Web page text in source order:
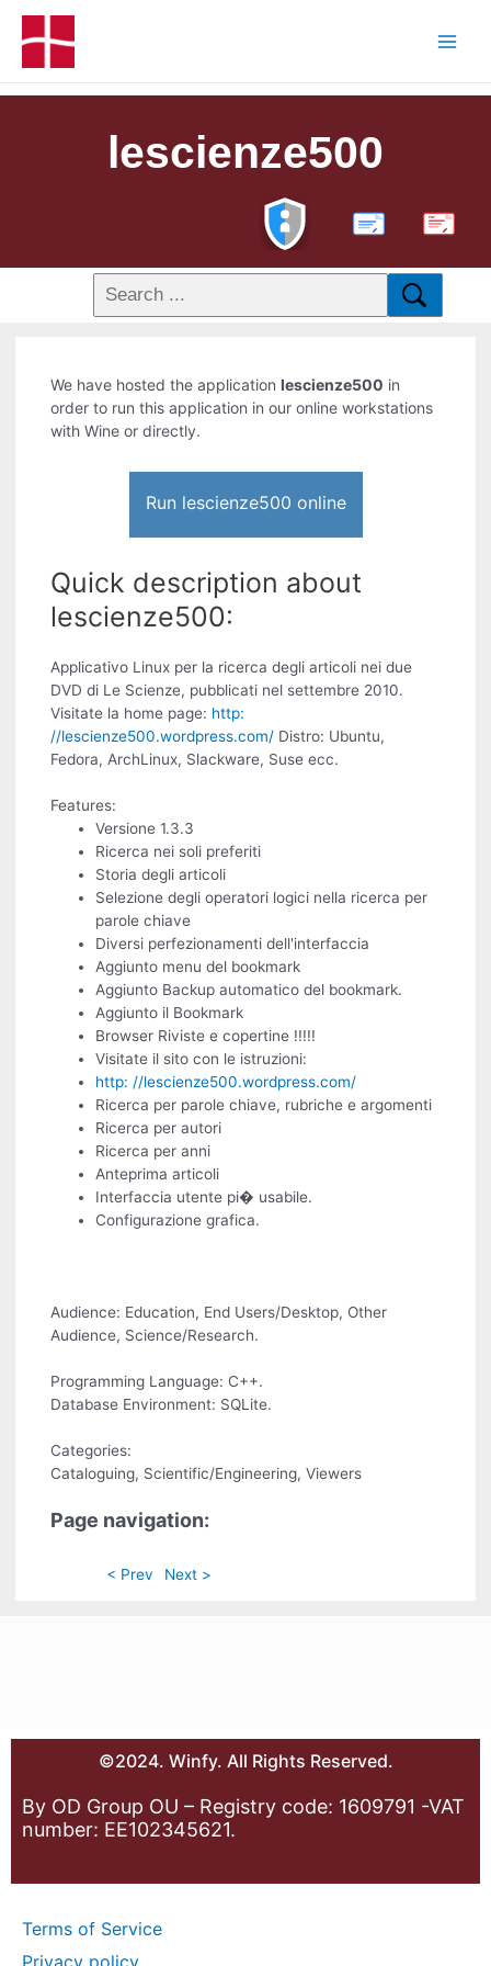
lescienze500
PDF
We have hosted the applicationlescienze500 in
order to run this application in our online workstations
with Wine or directly.
Run lescienze500 online
Quick description about
lescienze500:
Applicativo Linux per la ricerca degli articoli nei due
DVD di Le Scienze, pubblicati nel settembre 2010.
Visitate la home page: http:
//lescienze500.wordpress.com/ Distro: Ubuntu,
Fedora, ArchLinux, Slackware, Suse ecc.
Features:
Versione 1.3.3
Ricerca nei soli preferiti
Storia degli articoli
Selezione degli operatori logici nella ricerca per
parole chiave
Diversi perfezionamenti dell'interfaccia
Aggiunto menu del bookmark
Aggiunto Backup automatico del bookmark.
Aggiunto il Bookmark
Browser Riviste e copertine !!!!!
Visitate il sito con le istruzioni:
http: //lescienze500.wordpress.com/
Ricerca per parole chiave, rubriche e argomenti
Ricerca per autori
Ricerca per anni
Anteprima articoli
Interfaccia utente pi� usabile.
Configurazione grafica.
Audience: Education, End Users/Desktop, Other
Audience, Science/Research.
Programming Language: C++.
Database Environment: SQLite.
Categories:
Cataloguing, Scientific/Engineering, Viewers
Page navigation:
< Prev Next >
©2024. Winfy. All Rights Reserved.
By OD Group OU – Registry code: 1609791 -VAT
number: EE102345621.
Terms of Service
Privacy policy